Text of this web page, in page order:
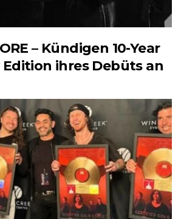
– Kündigen 10-Year
ihres Debüts an